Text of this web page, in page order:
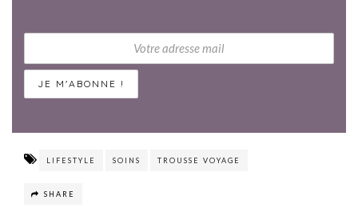
LIFESTYLE SOINS TROUSSE VOYAGE
SHARE